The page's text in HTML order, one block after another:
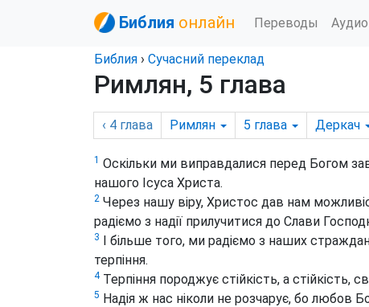
Библия онлайн Переводы Аудио
Библия › Сучасний переклад
Римлян, 5 глава
‹ 4 глава Римлян 5 глава Деркач
1 Оскільки ми виправдалися перед Богом
нашого Ісуса Христа.
2 Через нашу віру, Христос дав нам
радіємо з надії прилучитися до Слави
3 І більше того, ми радіємо з наших
терпіння.
4Терпіння породжує стійкість, а стійкість,
5 Надія ж нас ніколи не розчарує, бо любов